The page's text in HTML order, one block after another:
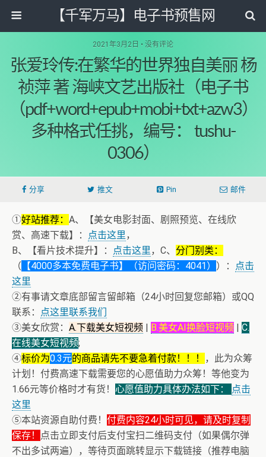
【千军万马】电子书预售网
2021年3月2日 • 没有评论
张爱玲传:在繁华的世界独自美丽 杨
祯萍 著 海峡文艺出版社（电子书
（pdf+word+epub+mobi+txt+azw3）
多种格式任挑，编号： tushu-
0306）
分享 推文 Pin 邮件
①好站推荐： A、【美女电影封面、剧照预览、在线欣
赏、高速下载】：
点击这里，
B、【看片技术提升】：
点击这里，C、 分门别类：
（ 【4000多本免费电子书】（访问密码：4041） ）：
点击
这里
②有事请文章底部留言留邮箱（24小时回复您邮箱）或QQ
联系：
点这里联系我们
③美女欣赏： A.下载美女短视频 | B.美女AI换脸短视频 | C.
在线美女短视频;
④标价为0.3元的商品请先不要急着付款！！！
，此为众筹
计划！付费高速下载需要您的心愿值助力众筹！等他变为
1.66元等价格时才有货！ 心愿值助力具体办法如下：
点击
这里
⑤本站资源自助付费！ 付费内容24小时可见，请及时复制
保存！
点击立即支付后支付宝扫二维码支付（如果偶尔弹
不出多试两遍），等待页面跳转显示下载链接（推荐电脑